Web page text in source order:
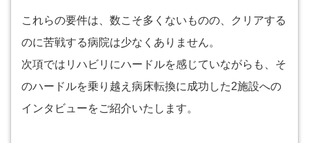
これらの要件は、数こそ多くないものの、クリアする
のに苦戦する病院は少なくありません。
次項ではリハビリにハードルを感じていながらも、そ
のハードルを乗り越え病床転換に成功した2施設への
インタビューをご紹介いたします。